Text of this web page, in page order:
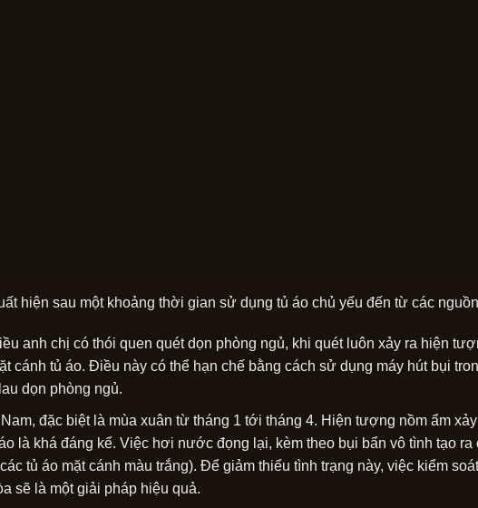
hiện sau một khoảng thời gian sử dụng tủ áo chủ yếu đến từ các
anh chị có thói quen quét dọn phòng ngủ, khi quét luôn xảy ra hiện
cánh tủ áo. Điều này có thể hạn chế bằng cách sử dụng máy hút bụi
dọn phòng ngủ.
đặc biệt là mùa xuân từ tháng 1 tới tháng 4. Hiện tượng nồm ẩm
là khá đáng kể. Việc hơi nước đọng lại, kèm theo bụi bẩn vô tình tạo
tủ áo mặt cánh màu trắng). Để giảm thiểu tình trạng này, việc kiểm
sẽ là một giải pháp hiệu quả.